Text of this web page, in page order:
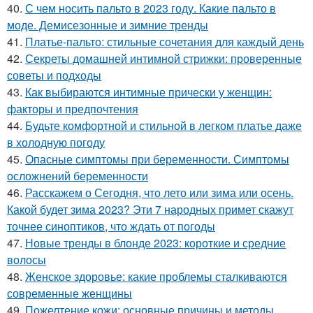
40. С чем носить пальто в 2023 году. Какие пальто в
моде. Демисезонные и зимние тренды
41. Платье-пальто: стильные сочетания для каждый день
42. Секреты домашней интимной стрижки: проверенные
советы и подходы
43. Как выбираются интимные прически у женщин:
факторы и предпочтения
44. Будьте комфортной и стильной в легком платье даже
в холодную погоду
45. Опасные симптомы при беременности. Симптомы
осложнений беременности
46. Расскажем о Сегодня, что лето или зима или осень.
Какой будет зима 2023? Эти 7 народных примет скажут
точнее синоптиков, что ждать от погоды
47. Новые тренды в блонде 2023: короткие и средние
волосы
48. Женское здоровье: какие проблемы сталкиваются
современные женщины
49. Пожелтение кожи: основные причины и методы